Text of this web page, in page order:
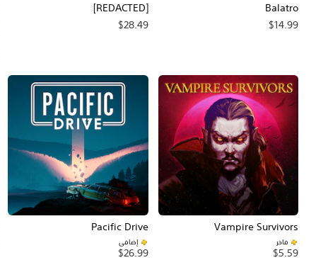
Balatro
$14.99
[REDACTED]
$28.49
Vampire Survivors
فاخر
$5.59
Pacific Drive
إضافي
$26.99